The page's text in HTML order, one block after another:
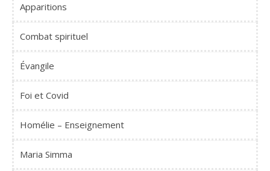
Apparitions
Combat spirituel
Évangile
Foi et Covid
Homélie – Enseignement
Maria Simma